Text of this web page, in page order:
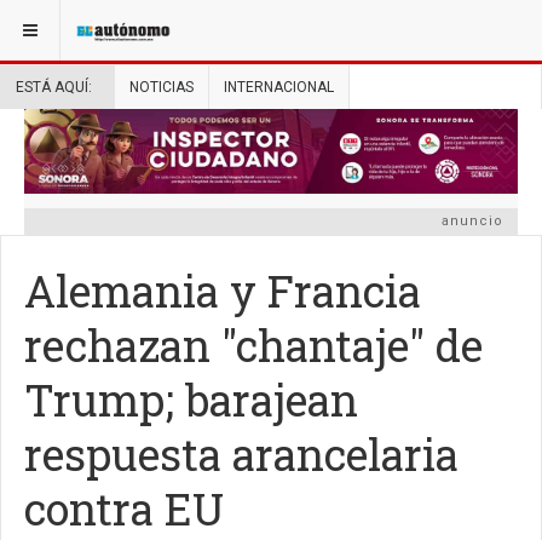
ESTÁ AQUÍ: NOTICIAS INTERNACIONAL
anuncio
Alemania y Francia
rechazan "chantaje" de
Trump; barajean
respuesta arancelaria
contra EU